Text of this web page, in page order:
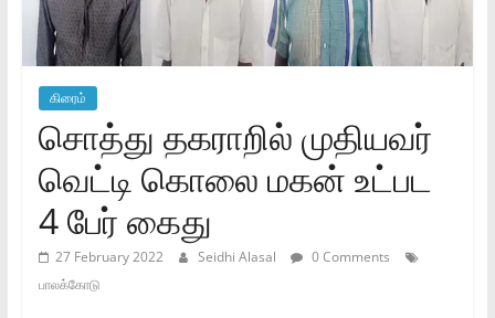
கிரைம்
சொத்து தகராறில் முதியவர்
வெட்டி கொலை மகன் உட்பட
4 பேர் கைது
27 February 2022 Seidhi Alasal
0 Comments
பாலக்கோடு